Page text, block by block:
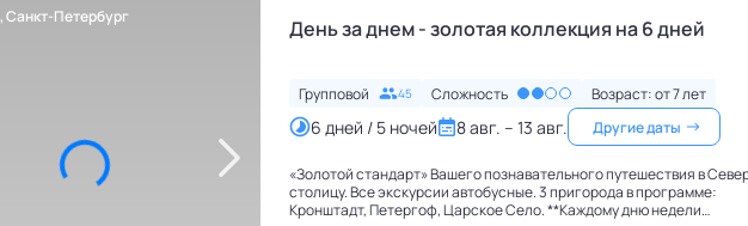
,Санкт-Петербург День за днем - золотая коллекция на 6 дней
Групповой 45 Сложность Возраст: от7лет
6 дней / 5 ночей 8 авг. – 13 авг. Другие даты
«Золотой стандарт» Вашего познавательного путешествия в
столицу. Все экскурсии автобусные. 3 пригорода в программе:
Кронштадт, Петергоф, Царское Село. **Каждому дню недели